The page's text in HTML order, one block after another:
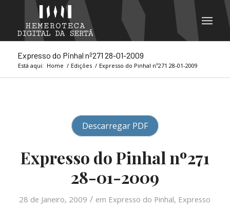
Expresso do Pinhal nº271 28-01-2009
Está aqui: Home / Edições / Expresso do Pinhal nº271 28-01-2009
Descarregar PDF
Expresso do Pinhal nº271
28-01-2009
28 de Janeiro, 2009 / em Expresso do Pinhal, Expresso